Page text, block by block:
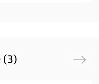
(3) Next